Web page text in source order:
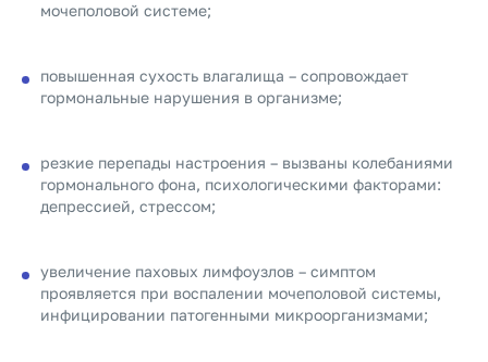
мочеполовой системе;
повышенная сухость влагалища – сопровождает
гормональные нарушения в организме;
резкие перепады настроения – вызваны колебаниями
гормонального фона, психологическими факторами:
депрессией, стрессом;
увеличение паховых лимфоузлов – симптом
проявляется при воспалении мочеполовой системы,
инфицировании патогенными микроорганизмами;